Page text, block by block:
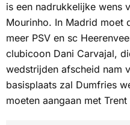
is een nadrukkelijke wens
Mourinho. In Madrid moet
meer PSV en sc
clubicoon Dani Carvajal,
wedstrijden afscheid nam
basisplaats zal Dumfries
moeten aangaan met